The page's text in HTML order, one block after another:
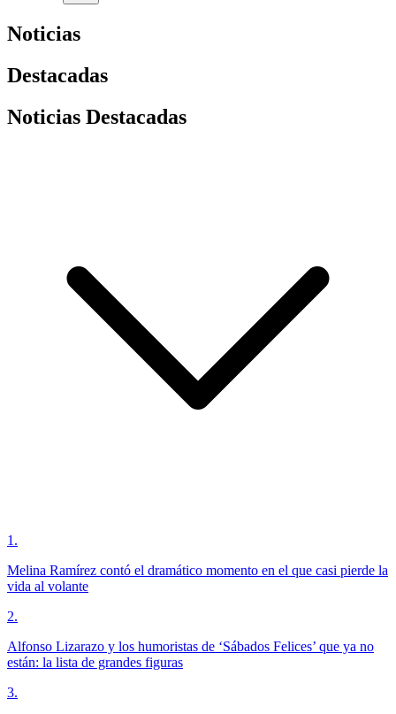
Noticias
Destacadas
Noticias Destacadas
1 .
Melina Ramírez contó el dramático momento en el que casi pierde la
vida al volante
2.
Alfonso Lizarazo y los humoristas de ‘Sábados Felices’ que ya no
están: la lista de grandes figuras
3.